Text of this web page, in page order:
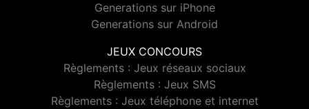
Generations sur iPhone
Generations sur Android
JEUX CONCOURS
Règlements : Jeux réseaux sociaux
Règlements : Jeux SMS
Règlements : Jeux téléphone et internet